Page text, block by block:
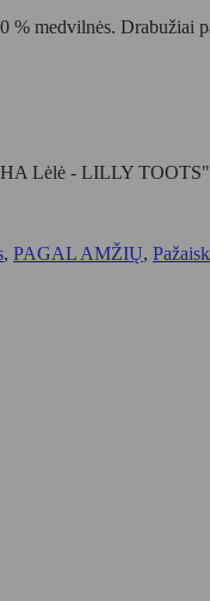
% medvilnės.
Lėlė - LILLY
, PAGAL AMŽIŲ,